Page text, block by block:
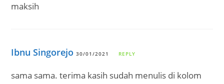
maksih
Ibnu Singorejo 30/01/2021 REPLY
sama sama. terima kasih sudah menulis di kolom